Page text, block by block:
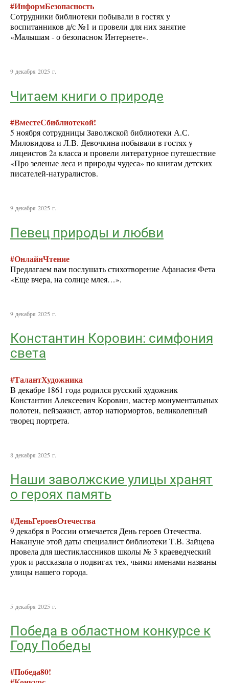
#ИнформБезопасность
Сотрудники библиотеки побывали в гостях у
воспитанников д/с №1 и провели для них занятие
«Малышам - о безопасном Интернете».
9 декабря 2025 г.
Читаем книги о природе
#ВместеСбиблиотекой!
5 ноября сотрудницы Заволжской библиотеки А.С.
Миловидова и Л.В. Девочкина побывали в гостях у
лицеистов 2а класса и провели литературное путешествие
«Про зеленые леса и природы чудеса» по книгам детских
писателей-натуралистов.
9 декабря 2025 г.
Певец природы и любви
#ОнлайнЧтение
Предлагаем вам послушать стихотворение Афанасия Фета
«Еще вчера, на солнце млея…».
9 декабря 2025 г.
Константин Коровин: симфония
света
#ТалантХудожника
В декабре 1861 года родился русский художник
Константин Алексеевич Коровин, мастер монументальных
полотен, пейзажист, автор натюрмортов, великолепный
творец портрета.
8 декабря 2025 г.
Наши заволжские улицы хранят
о героях память
#ДеньГероевОтечества
9 декабря в России отмечается День героев Отечества.
Накануне этой даты специалист библиотеки Т.В. Зайцева
провела для шестиклассников школы № 3 краеведческий
урок и рассказала о подвигах тех, чьими именами названы
улицы нашего города.
5 декабря 2025 г.
Победа в областном конкурсе к
Году Победы
#Победа80!